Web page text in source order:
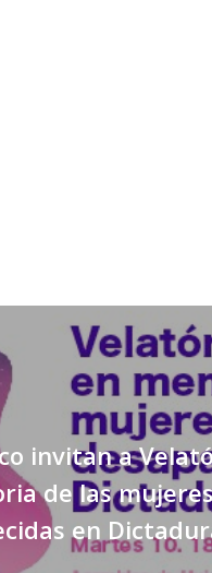
invitan a
de las
en